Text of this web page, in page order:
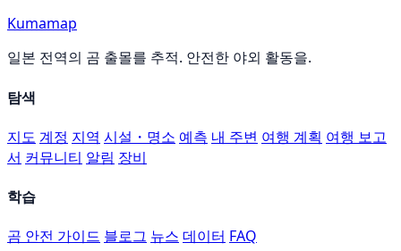
Kumamap
일본 전역의 곰 출몰를 추적. 안전한 야외 활동을.
탐색
지도 계정 지역 시설・명소 예측 내 주변 여행 계획 여행 보고
서 커뮤니티 알림 장비
학습
곰 안전 가이드 블로그 뉴스 데이터 FAQ